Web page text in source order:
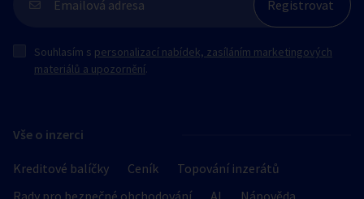
Vše o inzerci
Kreditové balíčky Ceník
Topování inzerátů
Rady pro bezpečné obchodování
AI
Nápověda
Souhlasím s personalizací nabídek, zasíláním marketingových
materiálů a upozornění.